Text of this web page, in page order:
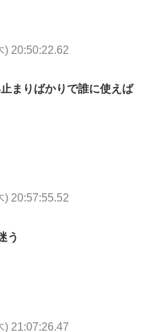
) 20:50:22.62
まりばかりで誰に使えば
) 20:57:55.52
う
) 21:07:26.47